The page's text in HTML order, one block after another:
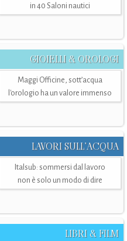
in 40 Saloni nautici
GIOIELLI & OROLOGI
Maggi Officine, sott’acqua
l'orologio ha un valore immenso
LAVORI SULL’ACQUA
Italsub: sommersi dal lavoro
non è solo un modo di dire
LIBRI & FILM